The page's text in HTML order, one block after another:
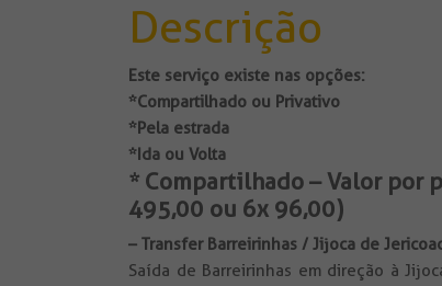
Descrição
Este serviço existe nas opções:
*Compartilhado ou Privativo
*Pela estrada
*Ida ou Volta
* Compartilhado – Valor por
495,00 ou 6x 96,00)
– Transfer Barreirinhas / Jijoca de
Saída de Barreirinhas em direção à